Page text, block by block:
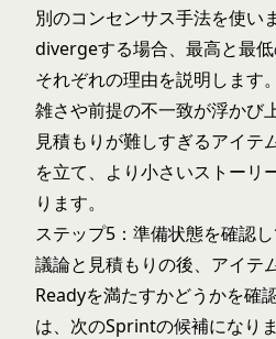
別のコンセンサス手法を使い
divergeする場合、最高と最
それぞれの理由を説明します
雑さや前提の不一致が浮かび
見積もりが難しすぎるアイテ
を立て、より小さいストーリ
ります。
ステップ5：準備状態を確認
議論と見積もりの後、アイ
Readyを満たすかどうかを確
は、次のSprintの候補になり